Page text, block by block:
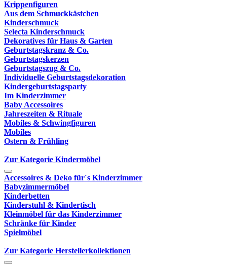
Krippenfiguren
Aus dem Schmuckkästchen
Kinderschmuck
Selecta Kinderschmuck
Dekoratives für Haus & Garten
Geburtstagskranz & Co.
Geburtstagskerzen
Geburtstagszug & Co.
Individuelle Geburtstagsdekoration
Kindergeburtstagsparty
Im Kinderzimmer
Baby Accessoires
Jahreszeiten & Rituale
Mobiles & Schwingfiguren
Mobiles
Ostern & Frühling
Zur Kategorie Kindermöbel
Accessoires & Deko für´s Kinderzimmer
Babyzimmermöbel
Kinderbetten
Kinderstuhl & Kindertisch
Kleinmöbel für das Kinderzimmer
Schränke für Kinder
Spielmöbel
Zur Kategorie Herstellerkollektionen